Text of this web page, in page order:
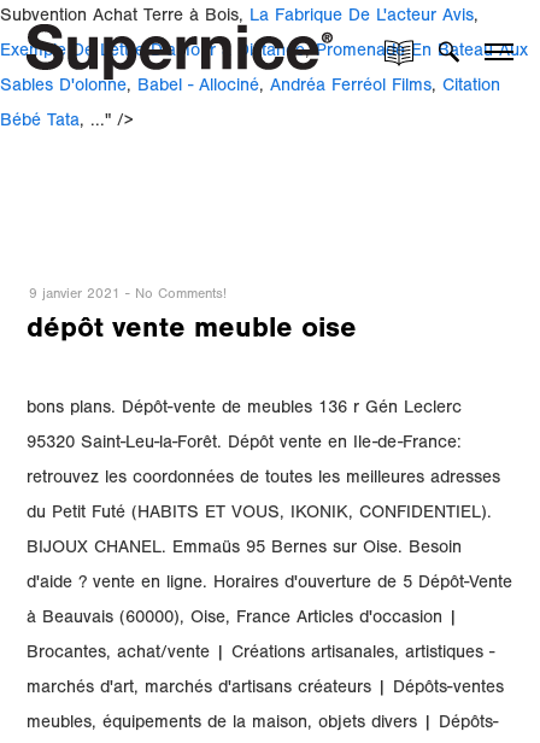
Subvention Achat Terre à Bois, La Fabrique De L'acteur Avis,
Exemple De Lettre D'amour à Distance,Promenade En Bateau Aux
Sables D'olonne, Babel - Allociné, Andréa Ferréol Films, Citation
Bébé Tata, ..." />
9 janvier 2021 - No Comments!
dépôt vente meuble oise
bons plans. Dépôt-vente de meubles 136 r Gén Leclerc
95320 Saint-Leu-la-Forêt. Dépôt vente en Ile-de-France:
retrouvez les coordonnées de toutes les meilleures adresses
du Petit Futé (HABITS ET VOUS, IKONIK, CONFIDENTIEL).
BIJOUX CHANEL. Emmaüs 95 Bernes sur Oise. Besoin
d'aide ? vente en ligne. Horaires d'ouverture de 5 Dépôt-Vente
à Beauvais (60000), Oise, France Articles d'occasion |
Brocantes, achat/vente | Créations artisanales, artistiques -
marchés d'art, marchés d'artisans créateurs | Dépôts-ventes
meubles, équipements de la maison, objets divers | Dépôts-